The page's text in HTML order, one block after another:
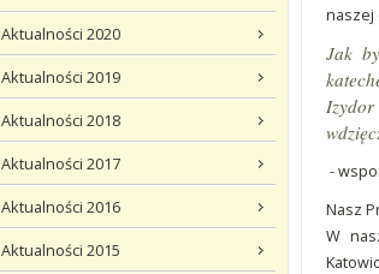
Aktualności 2020
Aktualności 2019
Aktualności 2018
Aktualności 2017
Aktualności 2016
Aktualności 2015
naszej
Jak
-
Nasz
W